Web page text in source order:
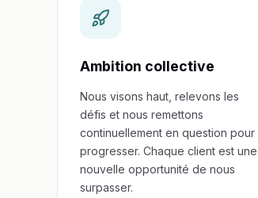
Ambition collective
Nous visons haut, relevons les
défis et nous remettons
continuellement en question pour
progresser. Chaque client est une
nouvelle opportunité de nous
surpasser.